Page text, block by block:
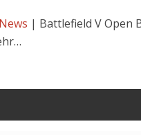
| Battlefield V Open